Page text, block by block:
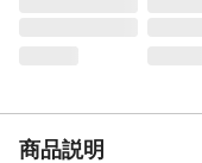
商品説明